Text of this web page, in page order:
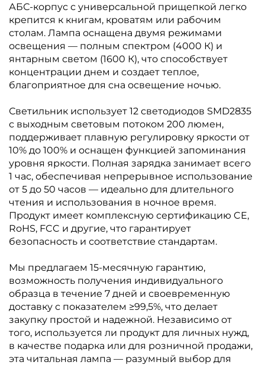
АБС-корпус с универсальной прищепкой легко
крепится к книгам, кроватям или рабочим
столам. Лампа оснащена двумя режимами
освещения — полным спектром (4000 К) и
янтарным светом (1600 К), что способствует
концентрации днем и создает теплое,
благоприятное для сна освещение ночью.
Светильник использует 12 светодиодов SMD2835
с выходным световым потоком 200 люмен,
поддерживает плавную регулировку яркости от
10% до 100% и оснащен функцией запоминания
уровня яркости. Полная зарядка занимает всего
1 час, обеспечивая непрерывное использование
от 5 до 50 часов — идеально для длительного
чтения и использования в ночное время.
Продукт имеет комплексную сертификацию CE,
RoHS, FCC и другие, что гарантирует
безопасность и соответствие стандартам.
Мы предлагаем 15-месячную гарантию,
возможность получения индивидуального
образца в течение 7 дней и своевременную
доставку с показателем ≥99,5%, что делает
закупку простой и надежной. Независимо от
того, используется ли продукт для личных нужд,
в качестве подарка или для розничной продажи,
эта читальная лампа — разумный выбор для